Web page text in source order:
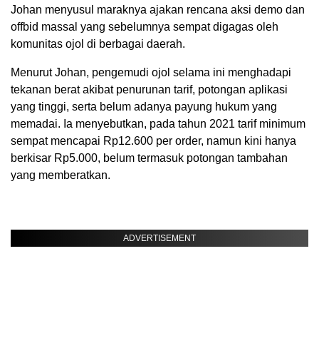
Johan menyusul maraknya ajakan rencana aksi demo dan
offbid massal yang sebelumnya sempat digagas oleh
komunitas ojol di berbagai daerah.
Menurut Johan, pengemudi ojol selama ini menghadapi
tekanan berat akibat penurunan tarif, potongan aplikasi
yang tinggi, serta belum adanya payung hukum yang
memadai. Ia menyebutkan, pada tahun 2021 tarif minimum
sempat mencapai Rp12.600 per order, namun kini hanya
berkisar Rp5.000, belum termasuk potongan tambahan
yang memberatkan.
ADVERTISEMENT